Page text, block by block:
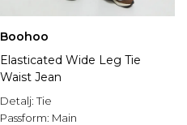
Boohoo
Elasticated Wide Leg Tie
Waist Jean
Detalj:Tie
Passform: Main